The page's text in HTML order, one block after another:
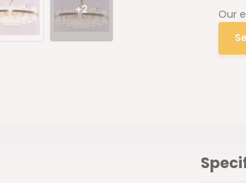
+2
Our